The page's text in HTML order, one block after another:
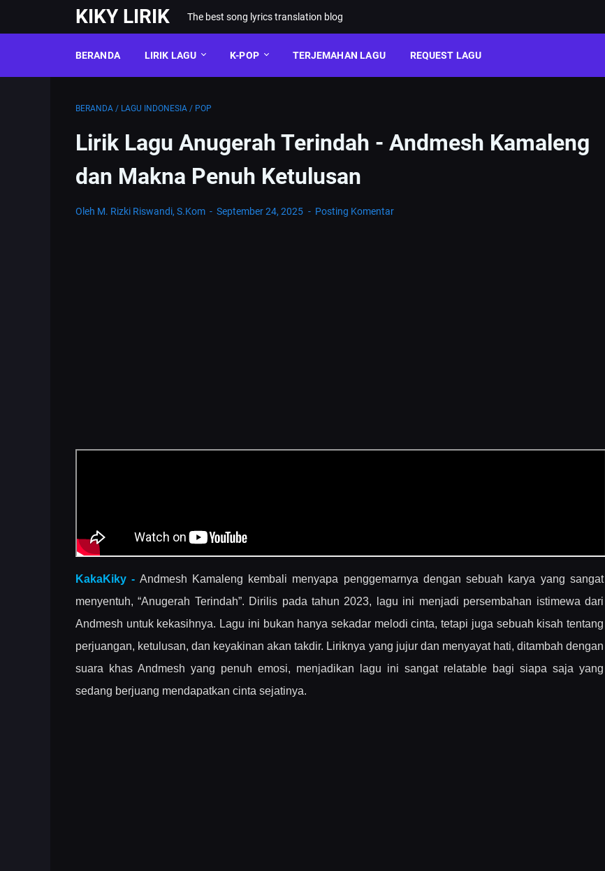
KIKY LIRIK The best song lyrics translation blog
BERANDA LIRIK LAGU K-POP TERJEMAHAN LAGU REQUEST LAGU
BERANDA / LAGU INDONESIA / POP
Lirik Lagu Anugerah Terindah - Andmesh Kamaleng
dan Makna Penuh Ketulusan
Oleh M. Rizki Riswandi, S.Kom September 24, 2025 Posting Komentar
KakaKiky - Andmesh Kamaleng kembali menyapa penggemarnya dengan sebuah karya yang sangat
menyentuh, “Anugerah Terindah”. Dirilis pada tahun 2023, lagu ini menjadi persembahan istimewa dari
Andmesh untuk kekasihnya. Lagu ini bukan hanya sekadar melodi cinta, tetapi juga sebuah kisah tentang
perjuangan, ketulusan, dan keyakinan akan takdir. Liriknya yang jujur dan menyayat hati, ditambah dengan
suara khas Andmesh yang penuh emosi, menjadikan lagu ini sangat relatable bagi siapa saja yang
sedang berjuang mendapatkan cinta sejatinya.